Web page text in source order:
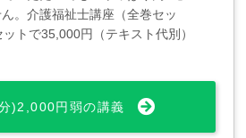
。介護福祉士講座（全巻セッ
トで35,000円（テキスト代別）
)2,000円弱の講義